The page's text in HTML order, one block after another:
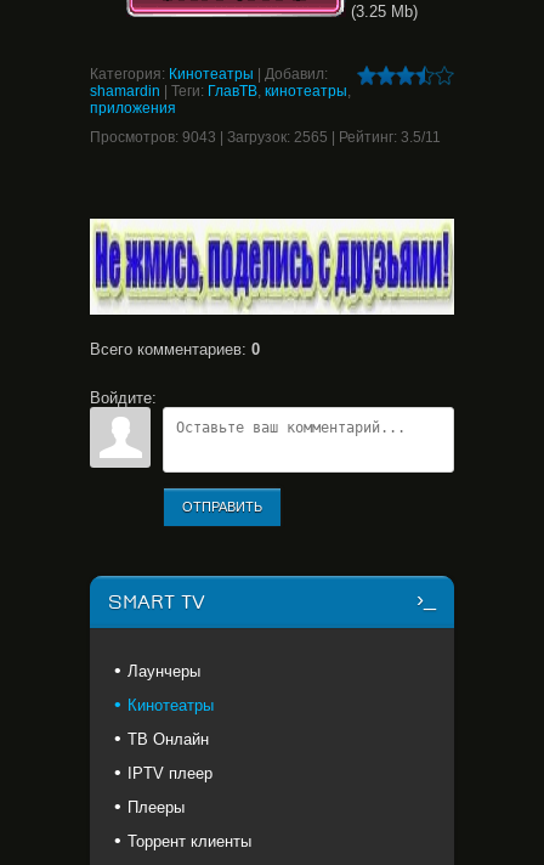
(3.25 Mb)
Категория: Кинотеатры Добавил:
shamardin
Теги: ГлавТВ, кинотеатры,
приложения
Просмотров: 9043 Загрузок: 2565 Рейтинг: 3.5/11
Всего комментариев: 0
Войдите:
ОТПРАВИТЬ
SMART TV
Лаунчеры
Кинотеатры
ТВ Онлайн
IPTV плеер
Плееры
Торрент клиенты